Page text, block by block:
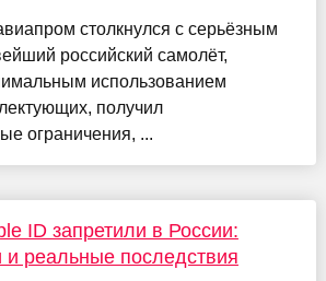
столкнулся с серьёзным
российский самолёт,
использованием
получил
ограничения, ...
ID запретили в России:
реальные последствия